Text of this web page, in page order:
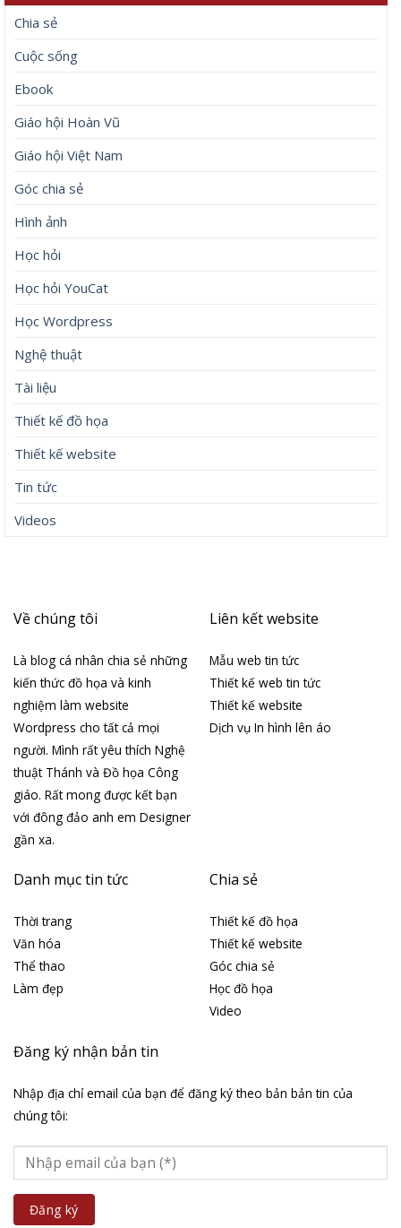
Chia sẻ
Cuộc sống
Ebook
Giáo hội Hoàn Vũ
Giáo hội Việt Nam
Góc chia sẻ
Hình ảnh
Học hỏi
Học hỏi YouCat
Học Wordpress
Nghệ thuật
Tài liệu
Thiết kế đồ họa
Thiết kế website
Tin tức
Videos
Về chúng tôi
Là blog cá nhân chia sẻ những
kiến thức đồ họa và kinh
nghiệm làm website
Wordpress cho tất cả mọi
người. Mình rất yêu thích Nghệ
thuật Thánh và Đồ họa Công
giáo. Rất mong được kết bạn
với đông đảo anh em Designer
gần xa.
Liên kết website
Mẫu web tin tức
Thiết kế web tin tức
Thiết kế website
Dịch vụ In hình lên áo
Danh mục tin tức
Thời trang
Văn hóa
Thể thao
Làm đẹp
Chia sẻ
Thiết kế đồ họa
Thiết kế website
Góc chia sẻ
Học đồ họa
Video
Đăng ký nhận bản tin
Nhập địa chỉ email của bạn để đăng ký theo bản bản tin của
chúng tôi: